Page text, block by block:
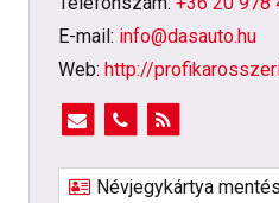
E-mail: info@dasauto.hu
Web: http://
Névjegykártya